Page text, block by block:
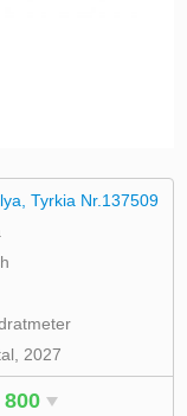
Tyrkia Nr.137509
2027
800